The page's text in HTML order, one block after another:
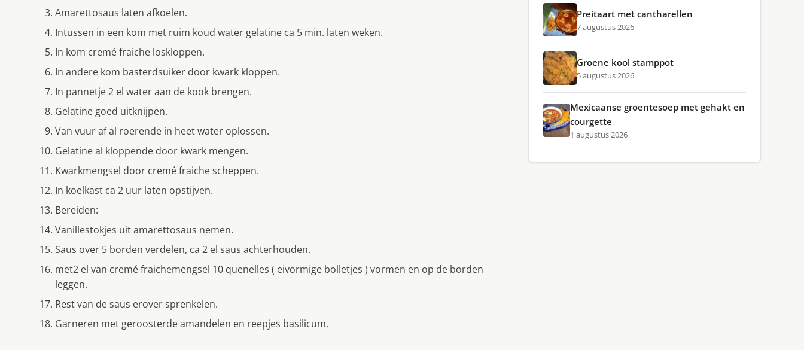
Amarettosaus laten afkoelen.
Intussen in een kom met ruim koud water gelatine ca 5 min. laten weken.
In kom cremé fraiche loskloppen.
In andere kom basterdsuiker door kwark kloppen.
In pannetje 2 el water aan de kook brengen.
Gelatine goed uitknijpen.
Van vuur af al roerende in heet water oplossen.
Gelatine al kloppende door kwark mengen.
Kwarkmengsel door cremé fraiche scheppen.
In koelkast ca 2 uur laten opstijven.
Bereiden:
Vanillestokjes uit amarettosaus nemen.
Saus over 5 borden verdelen, ca 2 el saus achterhouden.
met2 el van cremé fraichemengsel 10 quenelles ( eivormige bolletjes ) vormen en op de borden
leggen.
Rest van de saus erover sprenkelen.
Garneren met geroosterde amandelen en reepjes basilicum.
Preitaart met cantharellen
7 augustus 2026
Groene kool stamppot
5 augustus 2026
Mexicaanse groentesoep met gehakt en
courgette
1 augustus 2026